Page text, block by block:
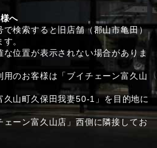
へ
で検索すると旧店舗（郡山市亀田）
。
な位置が表示されない場合がありま
のお客様は「ブイチェーン富久山
久山町久保田我妻50-1」を目的地に
ーン富久山店」西側に隣接してお